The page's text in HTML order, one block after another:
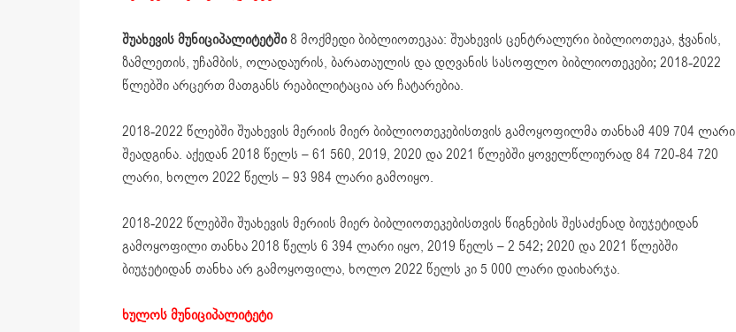
შუახევის მუნიციპალიტეტში8 მოქმედი ბიბლიოთეკაა: შუახევის ცენტრალური ბიბლიოთეკა, ჭვანის,
ზამლეთის, უჩამბის, ოლადაურის, ბარათაულის და დღვანის სასოფლო ბიბლიოთეკები; 2018-2022
წლებში არცერთ მათგანს რეაბილიტაცია არ ჩატარებია.
2018-2022 წლებში შუახევის მერიის მიერ ბიბლიოთეკებისთვის გამოყოფილმა თანხამ 409 704 ლარი
შეადგინა. აქედან 2018 წელს – 61 560, 2019, 2020 და 2021 წლებში ყოველწლიურად 84 720-84 720
ლარი, ხოლო 2022 წელს – 93 984 ლარი გამოიყო.
2018-2022 წლებში შუახევის მერიის მიერ ბიბლიოთეკებისთვის წიგნების შესაძენად ბიუჯეტიდან
გამოყოფილი თანხა 2018 წელს 6 394 ლარი იყო, 2019 წელს – 2 542; 2020 და 2021 წლებში
ბიუჯეტიდან თანხა არ გამოყოფილა, ხოლო 2022 წელს კი 5 000 ლარი დაიხარჯა.
ხულოს მუნიციპალიტეტი